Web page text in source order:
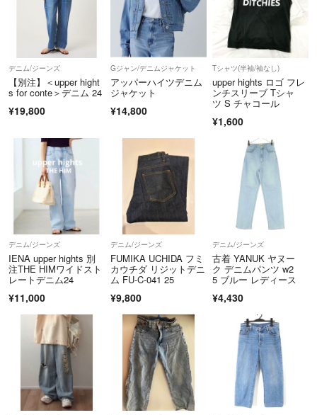
デニム/ジーンズ
【別注】＜upper hight
s for conte＞デニム 24
¥19,800
Gジャン/デニムジャケット
アッパーハイツデニム
ジャケット
¥14,800
Tシャツ(半袖/袖なし)
upper hights ロゴ フレ
ンチスリーブ Tシャ
ツ S チャコール
¥1,600
デニム/ジーンズ
IENA upper hights 別
注THE HIMワイドスト
レートデニム24
¥11,000
デニム/ジーンズ
FUMIKA UCHIDA フミ
カウチダ リジットデニ
ム FU-C-041 25
¥9,800
デニム/ジーンズ
古着 YANUK ヤヌー
ク デニムパンツ w2
5 ブルー レディース
¥4,430